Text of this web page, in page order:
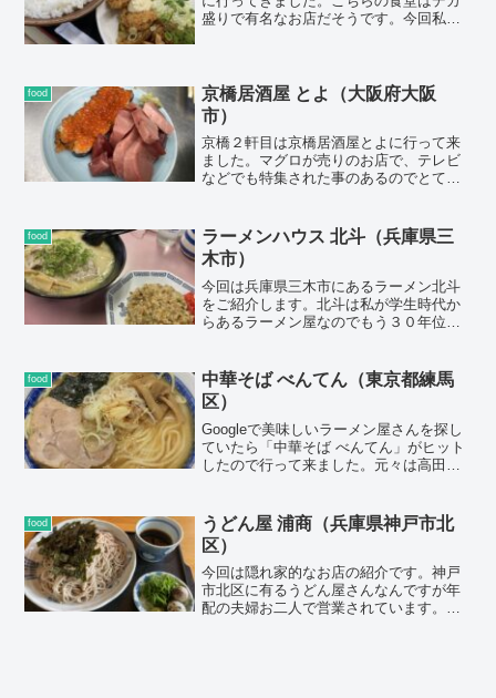
盛りで有名なお店だそうです。今回私は
food
京橋居酒屋 とよ（大阪府大阪
市）
京橋２軒目は京橋居酒屋とよに行って来
ました。マグロが売りのお店で、テレビ
などでも特集された事のあるのでとても
みと非常にシンプルな構成になっていま
す。マグロの頬肉の炙りが人気メニュー
です。
food
ラーメンハウス 北斗（兵庫県三
木市）
今回は兵庫県三木市にあるラーメン北斗
をご紹介します。北斗は私が学生時代か
らあるラーメン屋なのでもう３０年位前
無かったのですが、通っていた学校の近
くにあったので学校帰りに良く行ってい
ました。最近はめっきり行ってなかった
ので久しぶりに訪問しました。
food
中華そば べんてん（東京都練馬
区）
Googleで美味しいラーメン屋さんを探し
ていたら「中華そば べんてん」がヒット
したので行って来ました。元々は高田馬
ススメと書いてあったので、今回は塩ラ
ーメンを購入。
food
うどん屋 浦商（兵庫県神戸市北
区）
今回は隠れ家的なお店の紹介です。神戸
市北区に有るうどん屋さんなんですが年
配の夫婦お二人で営業されています。な